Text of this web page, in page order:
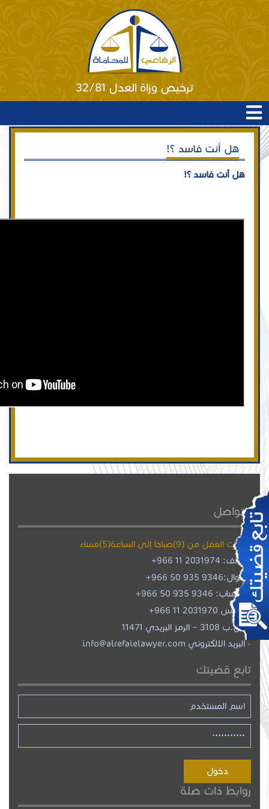
ترخيص وزاة العدل 32/81
هل أنت فاسد ؟!
هل أنت فاسد ؟!
للتواصل
ساعات العمل من (9)صباحاً إلى الساعة(5)مساءً
هاتف: 2031974 11 966+
جوال:+966 50 935 9346
واتساب: +966 50 935 9346
فاكس 2031970 11 966+
ص.ب 3108 – الرمز البريدي 11471
البريد الالكتروني info@alrefaielawyer.com
تابع قضيتك
روابط ذات صلة